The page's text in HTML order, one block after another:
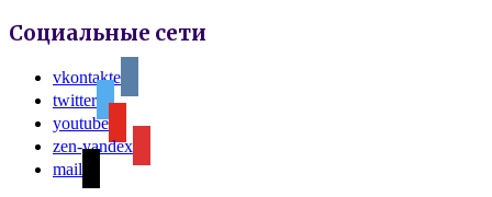
Социальные сети
vkontakte
twitter
youtube
zen-yandex
mail